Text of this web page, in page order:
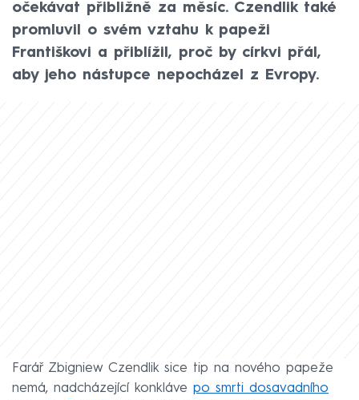
očekávat přibližně za měsíc. Czendlik také
promluvil o svém vztahu k papeži
Františkovi a přiblížil, proč by církvi přál,
aby jeho nástupce nepocházel z Evropy.
Farář Zbigniew Czendlik sice tip na nového papeže
nemá, nadcházející konkláve po smrti dosavadního